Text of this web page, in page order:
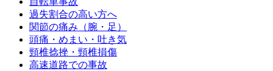
過失割合の高い方へ
関節の痛み（腕・足）
頭痛・めまい・吐き気
頸椎捻挫・頸椎損傷
高速道路での事故